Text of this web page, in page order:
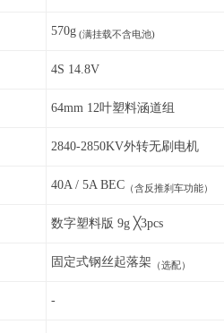
570g (满挂载不含电池)
4S 14.8V
64mm 12叶塑料涵道组
2840-2850KV外转无刷电机
40A / 5A BEC （含反推刹车功能）
数字塑料版 9g ╳3pcs
固定式钢丝起落架 （选配）
-